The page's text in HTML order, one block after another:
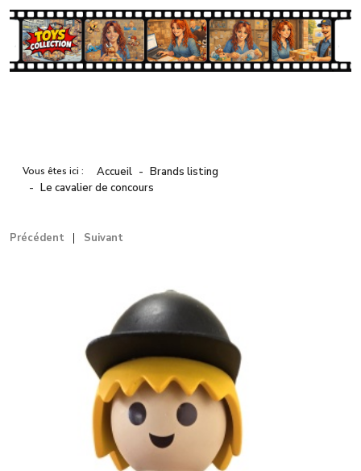
Vous êtes ici : Accueil
Brands listing
Le cavalier de concours
Précédent Suivant